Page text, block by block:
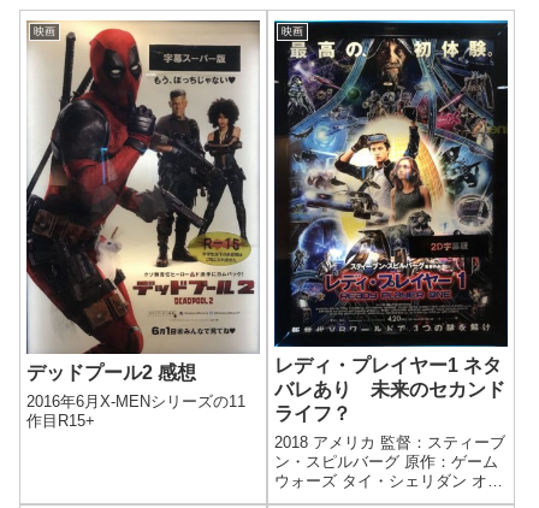
映画
デッドプール2 感想
2016年6月X-MENシリーズの11
作目R15+
映画
レディ・プレイヤー1 ネタ
バレあり 未来のセカンド
ライフ？
2018 アメリカ 監督：スティーブ
ン・スピルバーグ 原作：ゲーム
ウォーズ タイ・シェリダン オリ
ヴィア・クック サイモン・ペグ